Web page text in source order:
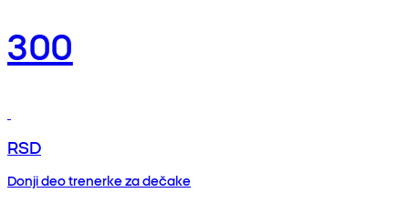
300
RSD
Donji deo trenerke za dečake